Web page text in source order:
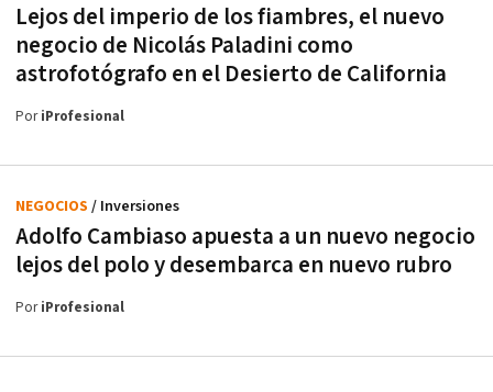
Lejos del imperio de los fiambres, el nuevo
negocio de Nicolás Paladini como
astrofotógrafo en el Desierto de California
PoriProfesional
Adolfo Cambiaso apuesta a un nuevo negocio
lejos del polo y desembarca en nuevo rubro
NEGOCIOS / Inversiones
PoriProfesional